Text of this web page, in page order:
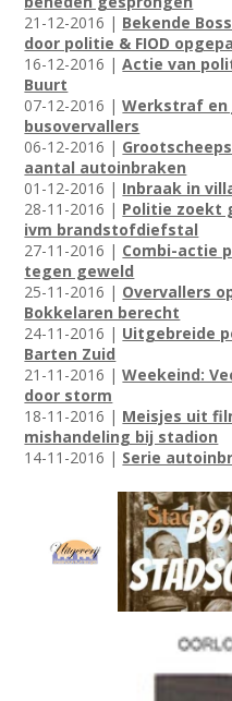
21-12-2016 | Bekende
door politie & FIOD
16-12-2016 |Actie van
Buurt
07-12-2016 |Werkstraf
busovervallers
06-12-2016 |
aantal autoinbraken
01-12-2016 | Inbraak in
28-11-2016 | Politie zoekt
ivm brandstofdiefstal
27-11-2016 | Combi-actie
tegen geweld
25-11-2016 | Overvallers
Bokkelaren berecht
24-11-2016 | Uitgebreide
Barten Zuid
21-11-2016 |Weekeind:
door storm
18-11-2016 | Meisjes uit
mishandeling bij stadion
14-11-2016 | Serie